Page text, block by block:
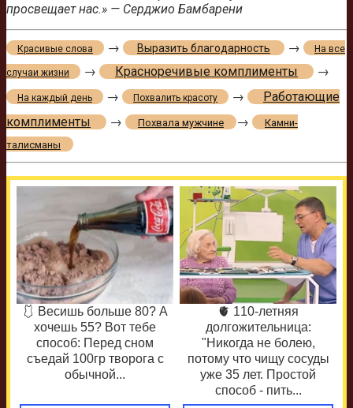
просвещает нас.» — Серджио Бамбарени
Красивые слова → Выразить благодарность → На все
случаи жизни → Красноречивые комплименты →
На каждый день → Похвалить красоту →
Работающие
комплименты
→ Похвала мужчине →
Камни-
талисманы
🩱 Весишь больше 80? А
хочешь 55? Вот тебе
способ: Перед сном
съедай 100гр творога с
обычной...
🫀 110-летняя
долгожительница:
"Никогда не болею,
потому что чищу сосуды
уже 35 лет. Простой
способ - пить...